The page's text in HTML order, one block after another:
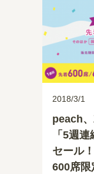
2018/3/1
peach
「5週
セール
600席限